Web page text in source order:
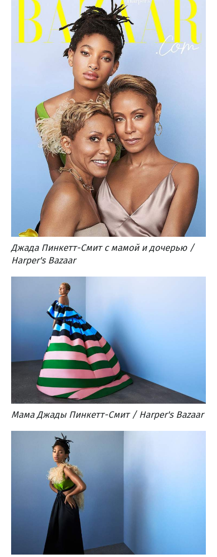
Джада Пинкетт-Смит с мамой и дочерью /
Harper's Bazaar
Мама Джады Пинкетт-Смит / Harper's Bazaar